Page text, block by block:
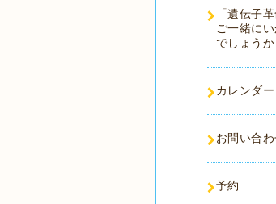
「遺伝子革
ご一緒に
でしょうか
カレンダー
お問い合
予約